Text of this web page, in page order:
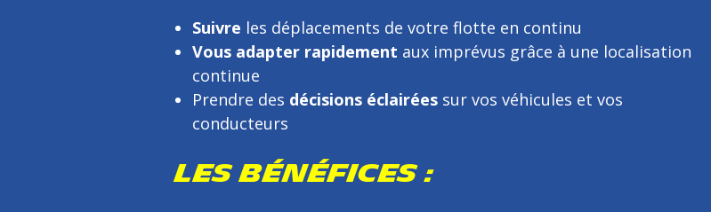
Suivre les déplacements de votre flotte en continu
Vous adapter rapidement aux imprévus grâce à une localisation
continue
Prendre des décisions éclairées sur vos véhicules et vos
conducteurs
LES BÉNÉFICES :